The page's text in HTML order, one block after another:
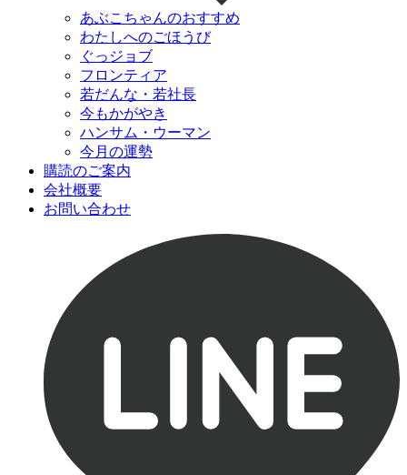
あぶこちゃんのおすすめ
わたしへのごほうび
ぐっジョブ
フロンティア
若だんな・若社長
今もかがやき
ハンサム・ウーマン
今月の運勢
購読のご案内
会社概要
お問い合わせ